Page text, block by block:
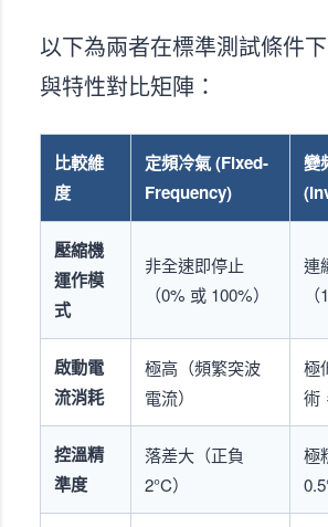
以下為兩者在標準測試條件
與特性對比矩陣：
比較維
度
定頻冷氣 (Fixed-
Frequency)
變
壓縮機
運作模
式
非全速即停止
（0% 或 100%）
連
啟動電
流消耗
極高（頻繁突波
電流）
極
術
控溫精
準度
落差大（正負
2°C）
極